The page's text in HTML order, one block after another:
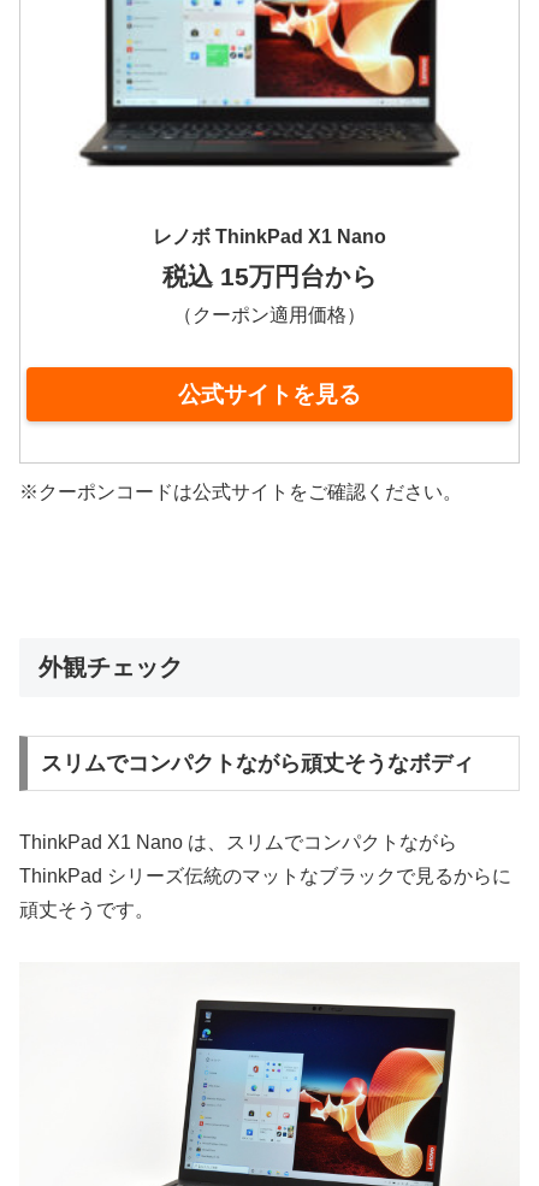
レノボ ThinkPad X1 Nano
税込 15万円台から
（クーポン適用価格）
公式サイトを見る
※クーポンコードは公式サイトをご確認ください。
外観チェック
スリムでコンパクトながら頑丈そうなボディ
ThinkPad X1 Nano は、スリムでコンパクトながら
ThinkPad シリーズ伝統のマットなブラックで見るからに
頑丈そうです。